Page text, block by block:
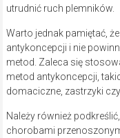
utrudnić ruch plemników.
Warto jednak pamiętać,
antykoncepcji i nie
metod. Zaleca się
metod antykoncepcji,
domaciczne, zastrzyki
Należy również
chorobami